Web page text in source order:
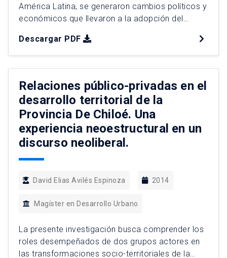
América Latina, se generaron cambios políticos y
económicos que llevaron a la adopción del
crisis de los años 70 y 80. En este proceso,
Colombia inicia un camino hacia la apertura de
fronteras y la liberalización de los mercados;
Bajo este […]
Descargar PDF
Relaciones público-privadas en el
desarrollo territorial de la
Provincia De Chiloé. Una
experiencia neoestructural en un
discurso neoliberal.
David Elias Avilés Espinoza 2014
Magíster en Desarrollo Urbano
La presente investigación busca comprender los
roles desempeñados de dos grupos actores en
las transformaciones socio-territoriales de la